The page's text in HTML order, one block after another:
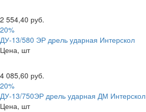
2 554,40 руб.
20%
ДУ-13/580 ЭР дрель ударная Интерскол
Цена, шт
4 085,60 руб.
20%
ДУ-13/750ЭР дрель ударная ДМ Интерскол
Цена, шт